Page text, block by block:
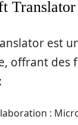
est
offrant des
: